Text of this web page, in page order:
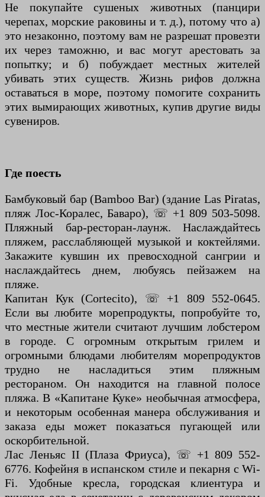
Не покупайте сушеных животных (панцири
черепах, морские раковины и т. д.), потому что а)
это незаконно, поэтому вам не разрешат провезти
их через таможню, и вас могут арестовать за
попытку; и б) побуждает местных жителей
убивать этих существ. Жизнь рифов должна
оставаться в море, поэтому помогите сохранить
этих вымирающих животных, купив другие виды
сувениров.
Где поесть
Бамбуковый бар (Bamboo Bar) (здание Las Piratas,
пляж Лос-Коралес, Баваро), ☏ +1 809 503-5098.
Пляжный бар-ресторан-лаунж. Наслаждайтесь
пляжем, расслабляющей музыкой и коктейлями.
Закажите кувшин их превосходной сангрии и
наслаждайтесь днем, любуясь пейзажем на
пляже.
Капитан Кук (Cortecito), ☏ +1 809 552-0645.
Если вы любите морепродукты, попробуйте то,
что местные жители считают лучшим лобстером
в городе. С огромным открытым грилем и
огромными блюдами любителям морепродуктов
трудно не насладиться этим пляжным
рестораном. Он находится на главной полосе
пляжа. В «Капитане Куке» необычная атмосфера,
и некоторым особенная манера обслуживания и
заказа еды может показаться пугающей или
оскорбительной.
Лас Леньяс II (Плаза Фриуса), ☏ +1 809 552-
6776. Кофейня в испанском стиле и пекарня с Wi-
Fi. Удобные кресла, городская клиентура и